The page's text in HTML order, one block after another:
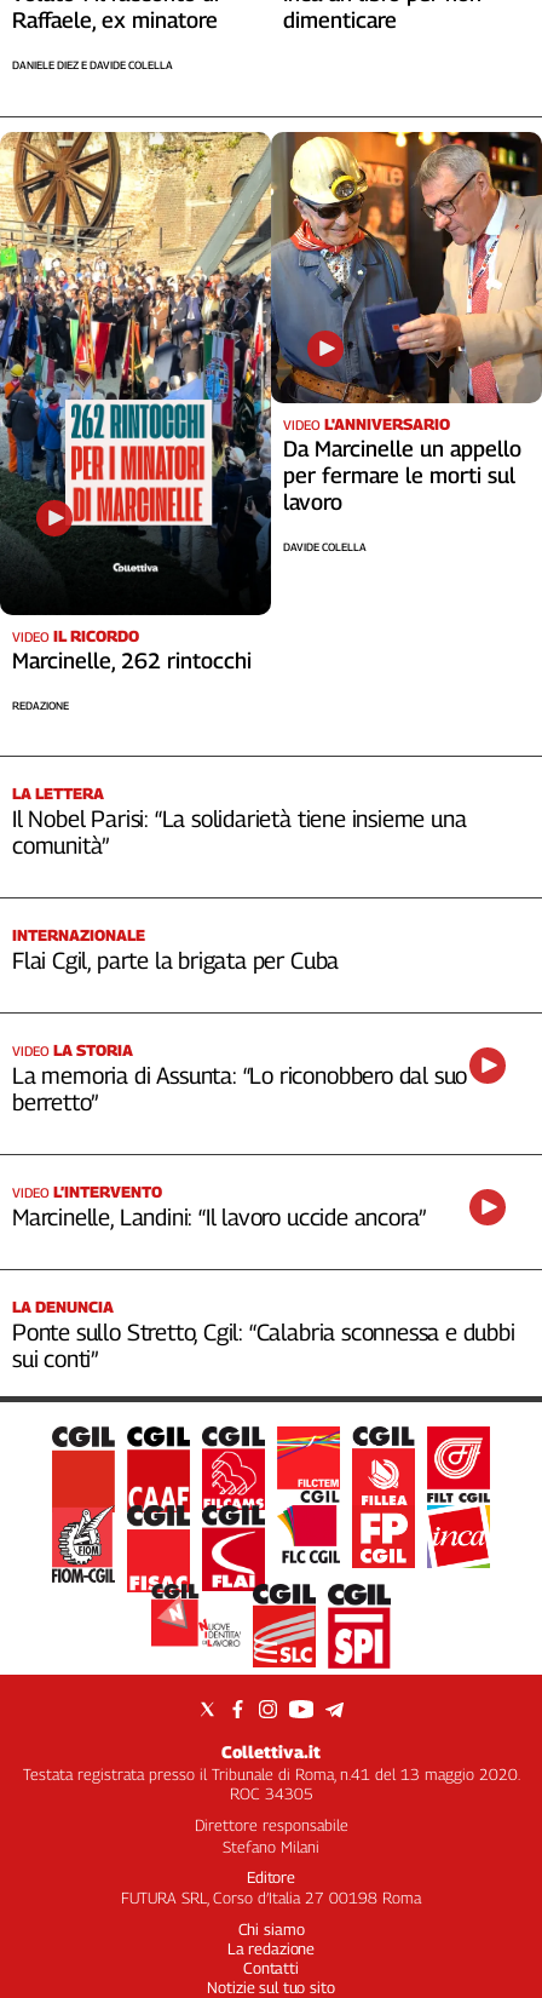
Raffaele, ex minatore
DANIELE DIEZ E DAVIDE COLELLA
dimenticare
VIDEO IL RICORDO
Marcinelle, 262 rintocchi
REDAZIONE
VIDEO L'ANNIVERSARIO
Da Marcinelle un appello
per fermare le morti sul
lavoro
DAVIDE COLELLA
LA LETTERA
Il Nobel Parisi: “La solidarietà tiene insieme una
comunità”
INTERNAZIONALE
Flai Cgil, parte la brigata per Cuba
VIDEO LA STORIA
La memoria di Assunta: “Lo riconobbero dal suo
berretto”
VIDEO L’INTERVENTO
Marcinelle, Landini: “Il lavoro uccide ancora”
LA DENUNCIA
Ponte sullo Stretto, Cgil: “Calabria sconnessa e dubbi
sui conti”
Collettiva.it
Testata registrata presso il Tribunale di Roma, n.41 del 13 maggio 2020.
ROC 34305
Direttore responsabile
Stefano Milani
Editore
FUTURA SRL, Corso d’Italia 27 00198 Roma
Chi siamo
La redazione
Contatti
Notizie sul tuo sito